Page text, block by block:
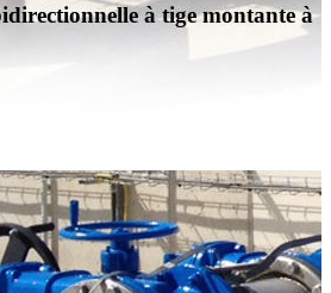
à tige montante à